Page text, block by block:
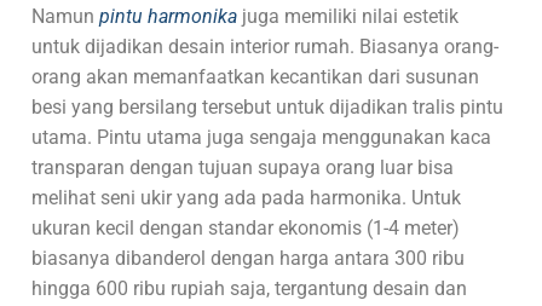
Namun pintu harmonika juga memiliki nilai estetik
untuk dijadikan desain interior rumah. Biasanya orang-
orang akan memanfaatkan kecantikan dari susunan
besi yang bersilang tersebut untuk dijadikan tralis pintu
utama. Pintu utama juga sengaja menggunakan kaca
transparan dengan tujuan supaya orang luar bisa
melihat seni ukir yang ada pada harmonika. Untuk
ukuran kecil dengan standar ekonomis (1-4 meter)
biasanya dibanderol dengan harga antara 300 ribu
hingga 600 ribu rupiah saja, tergantung desain dan